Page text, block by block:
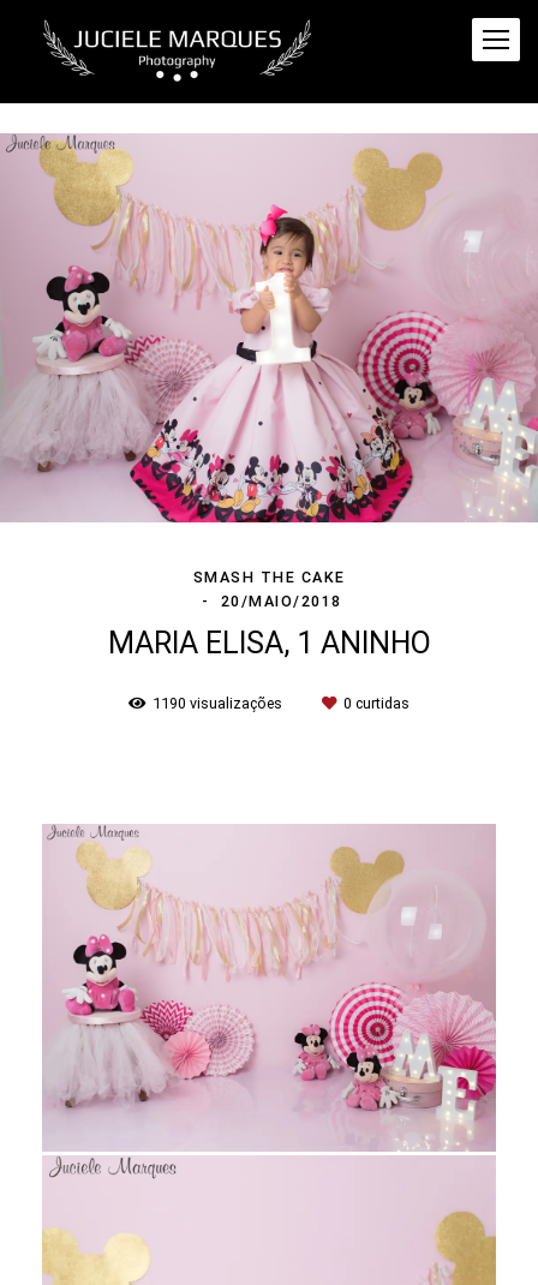
SMASH THE CAKE
20/MAIO/2018
MARIA ELISA, 1 ANINHO
1190 visualizações 0 curtidas